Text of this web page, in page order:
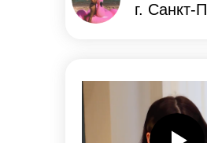
г. Санкт-